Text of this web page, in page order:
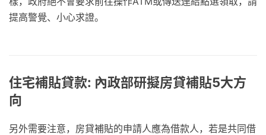
提高警覺、小心求證。
住宅補貼貸款: 內政部研擬房貸補貼5大方
向
另外需要注意，房貸補貼的申請人應為借款人，若是共同借